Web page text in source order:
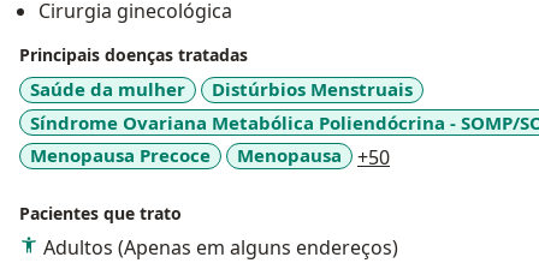
Cirurgia ginecológica
Principais doenças tratadas
Saúde da mulher
Distúrbios Menstruais
Síndrome Ovariana Metabólica Poliendócrina - SOMP/
Menopausa Precoce
Menopausa +50
Pacientes que trato
Adultos (Apenas em alguns endereços)